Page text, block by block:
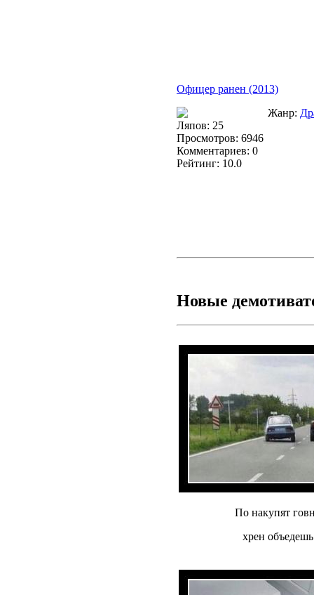
Офицер ранен (2013)
Жанр:
Ляпов: 25
Просмотров: 6946
Комментариев: 0
Рейтинг: 10.0
Новые
По накупят
хрен объедешь